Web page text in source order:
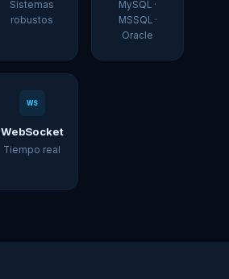
Sistemas
robustos
MySQL ·
MSSQL ·
Oracle
WS
WebSocket
Tiempo real